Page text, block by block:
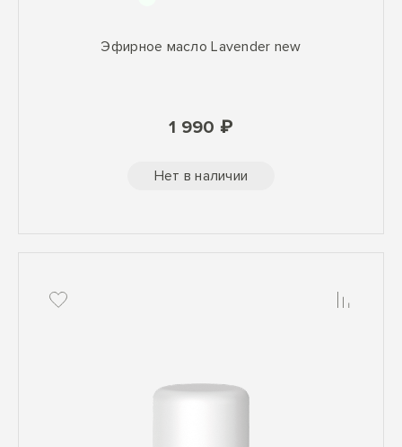
Эфирное масло Lavender new
1 990 ₽
Нет в наличии